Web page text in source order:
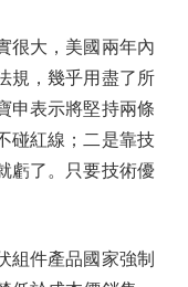
大，美國兩年內
規，幾乎用盡了所
申表示將堅持兩條
碰紅線；二是靠技
虧了。只要技術優
件產品國家強制